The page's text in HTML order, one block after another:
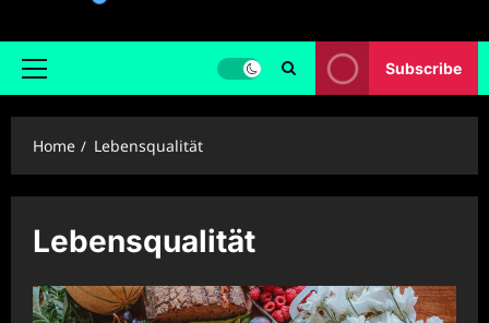
Primary
Subscribe
Home Lebensqualität
Lebensqualität